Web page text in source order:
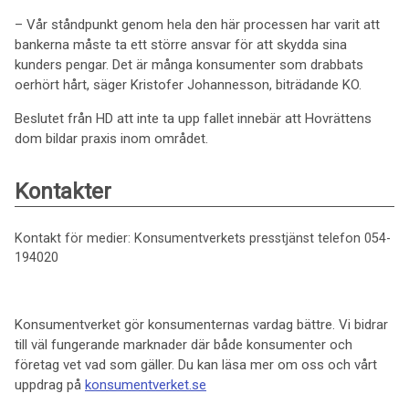
– Vår ståndpunkt genom hela den här processen har varit att
bankerna måste ta ett större ansvar för att skydda sina
kunders pengar. Det är många konsumenter som drabbats
oerhört hårt, säger Kristofer Johannesson, biträdande KO.
Beslutet från HD att inte ta upp fallet innebär att Hovrättens
dom bildar praxis inom området.
Kontakter
Kontakt för medier: Konsumentverkets presstjänst telefon 054-
194020
Konsumentverket gör konsumenternas vardag bättre. Vi bidrar
till väl fungerande marknader där både konsumenter och
företag vet vad som gäller. Du kan läsa mer om oss och vårt
uppdrag på konsumentverket.se